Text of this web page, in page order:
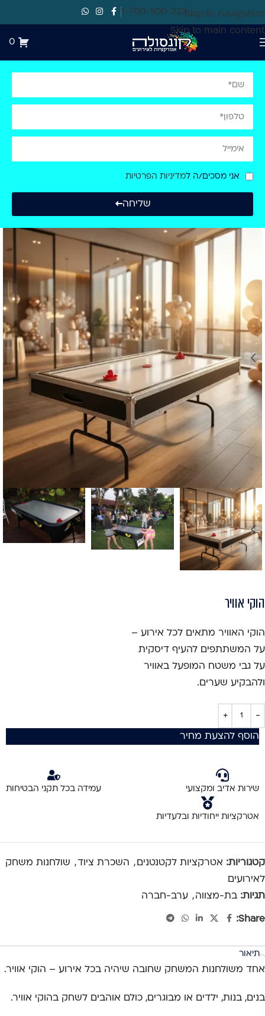
Skip to navigation
Skip to main content
1-700-500-223
0
אני מסכים/ה למדיניות הפרטיות
שליחה
הוקי אוויר
הוקי האוויר מתאים לכל אירוע –
על המשתתפים להעיף דיסקית
על גבי משטח המופעל באוויר
ולהבקיע שערים.
הוסף להצעת מחיר
שירות אדיב ומקצועי עמידה בכל תקני הבטיחות
אטרקציות ייחודיות ובלעדיות
קטגוריות: אטרקציות לקטנטנים, השכרת ציוד, שולחנות משחק
לאירועים
תגיות: בת-מצווה, ערב-חברה
Share:
תיאור
אחד משולחנות המשחק שחובה שיהיה בכל אירוע – הוקי אוויר.
בנים, בנות, ילדים או מבוגרים, כולם אוהבים לשחק בהוקי אוויר.